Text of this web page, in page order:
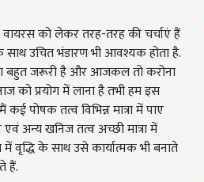
को लेकर तरह-तरह की चर्चाएं हैं
साथ उचित भंडारण भी आवश्यक होता है.
बहुत जरूरी है और आजकल तो करोना
को प्रयोग में लाना है तभी हम इस
पोषक तत्व विभिन्न मात्रा में पाए
अन्य खनिज तत्व अच्छी मात्रा में
वृद्धि के साथ उसे कार्यात्मक भी बनाते
हैं.